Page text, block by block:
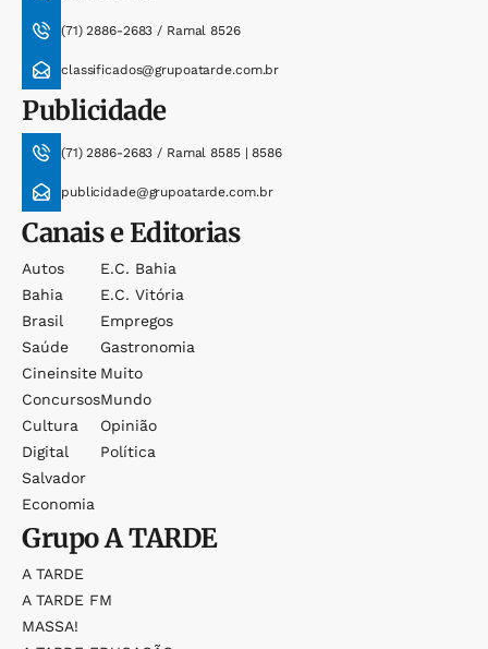
(71) 2886-2683 / Ramal 8526
classificados@grupoatarde.com.br
Publicidade
(71) 2886-2683 / Ramal 8585 | 8586
publicidade@grupoatarde.com.br
Canais e Editorias
Autos
Bahia
Brasil
Saúde
Cineinsite
Concursos
Cultura
Digital
Salvador
Economia
E.c. Bahia
E.c. Vitória
Empregos
Gastronomia
Muito
Mundo
Opinião
Política
GrupoA TARDE
A TARDE
A TARDE FM
MASSA!